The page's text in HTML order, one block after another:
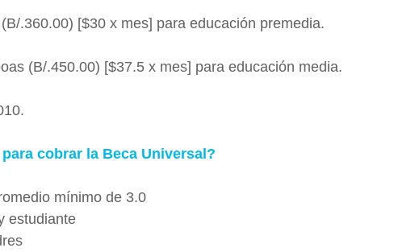
.360.00) [$30 x mes] para educación premedia.
(B/.450.00) [$37.5 x mes] para educación media.
cobrar la Beca Universal?
mínimo de 3.0
estudiante